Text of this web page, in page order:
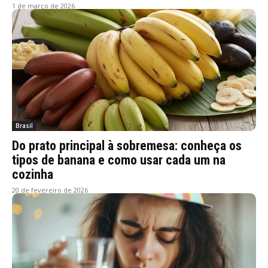
1 de março de 2026
Brasil
Do prato principal à sobremesa: conheça os
tipos de banana e como usar cada um na
cozinha
20 de fevereiro de 2026